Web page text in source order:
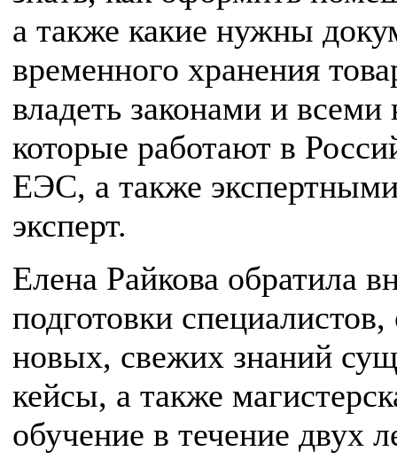
а также какие нужны
временного хранения
владеть законами и
которые работают в
ЕЭС, а также
эксперт.
Елена Райкова обратила
подготовки
новых, свежих знаний
кейсы, а также
обучение в течение двух